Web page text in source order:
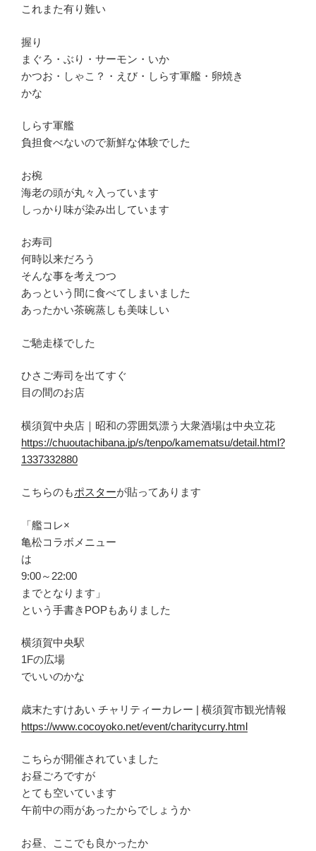
これまた有り難い
握り
まぐろ・ぶり・サーモン・いか
かつお・しゃこ？・えび・しらす軍艦・卵焼き
かな
しらす軍艦
負担食べないので新鮮な体験でした
お椀
海老の頭が丸々入っています
しっかり味が染み出しています
お寿司
何時以来だろう
そんな事を考えつつ
あっという間に食べてしまいました
あったかい茶碗蒸しも美味しい
ご馳走様でした
ひさご寿司を出てすぐ
目の間のお店
横須賀中央店｜昭和の雰囲気漂う大衆酒場は中央立花
https://chuoutachibana.jp/s/tenpo/kamematsu/detail.html?
1337332880
こちらのもポスターが貼ってあります
「艦コレ×
亀松コラボメニュー
は
9:00～22:00
までとなります」
という手書きPOPもありました
横須賀中央駅
1Fの広場
でいいのかな
歳末たすけあい チャリティーカレー | 横須賀市観光情報
https://www.cocoyoko.net/event/charitycurry.html
こちらが開催されていました
お昼ごろですが
とても空いています
午前中の雨があったからでしょうか
お昼、ここでも良かったか